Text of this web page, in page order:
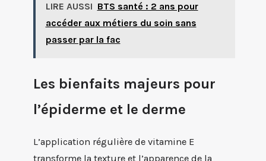
LIRE AUSSI BTS santé : 2 ans pour
accéder aux métiers du soin sans
passer par la fac
Les bienfaits majeurs pour
l’épiderme et le derme
L’application régulière de vitamine E
transforme la texture et l’apparence de la